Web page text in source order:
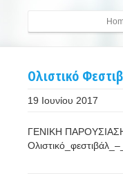
Ολιστικό
19 Ιουνίου 2017
ΓΕΝΙΚΗ